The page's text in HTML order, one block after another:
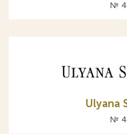
№
Ulyana
№